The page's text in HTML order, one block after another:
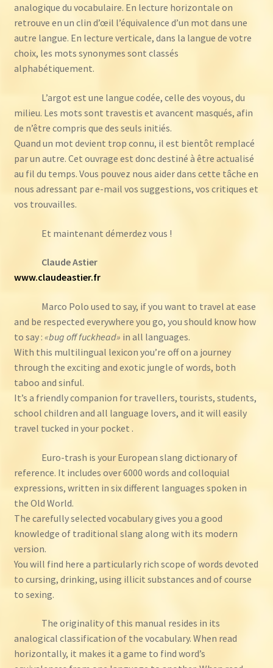
analogique du vocabulaire. En lecture horizontale on
retrouve en un clin d’œil l’équivalence d’un mot dans une
autre langue. En lecture verticale, dans la langue de votre
choix, les mots synonymes sont classés
alphabétiquement.
L’argot est une langue codée, celle des voyous, du
milieu. Les mots sont travestis et avancent masqués, afin
de n’être compris que des seuls initiés.
Quand un mot devient trop connu, il est bientôt remplacé
par un autre. Cet ouvrage est donc destiné à être actualisé
au fil du temps. Vous pouvez nous aider dans cette tâche en
nous adressant par e-mail vos suggestions, vos critiques et
vos trouvailles.
Et maintenant démerdez vous !
Claude Astier
www.claudeastier.fr
Marco Polo used to say, if you want to travel at ease
and be respected everywhere you go, you should know how
to say : «bug off fuckhead» in all languages.
With this multilingual lexicon you’re off on a journey
through the exciting and exotic jungle of words, both
taboo and sinful.
It’s a friendly companion for travellers, tourists, students,
school children and all language lovers, and it will easily
travel tucked in your pocket .
Euro-trash is your European slang dictionary of
reference. It includes over 6000 words and colloquial
expressions, written in six different languages spoken in
the Old World.
The carefully selected vocabulary gives you a good
knowledge of traditional slang along with its modern
version.
You will find here a particularly rich scope of words devoted
to cursing, drinking, using illicit substances and of course
to sexing.
The originality of this manual resides in its
analogical classification of the vocabulary. When read
horizontally, it makes it a game to find word’s